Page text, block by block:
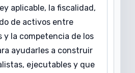
aplicable, la fiscalidad,
de activos entre
y la competencia de los
ayudarles a construir
ejecutables y que